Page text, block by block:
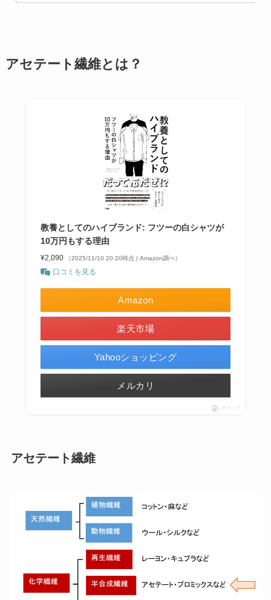
アセテート繊維とは？
教養としてのハイブランド: フツーの白シャツが
10万円もする理由
¥2,090 （2025/11/10 20:20時点 | Amazon調べ）
口コミを見る
Amazon
楽天市場
Yahooショッピング
メルカリ
ポチップ
アセテート繊維